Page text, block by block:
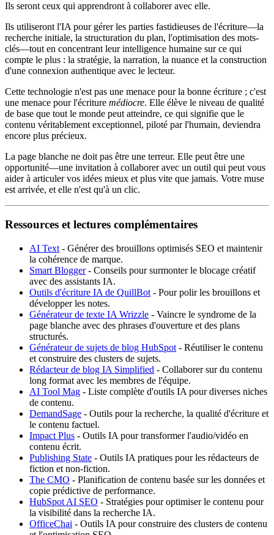
Ils seront ceux qui apprendront à collaborer avec elle.
Ils utiliseront l'IA pour gérer les parties fastidieuses de l'écriture—la
recherche initiale, la structuration du plan, l'optimisation des mots-
clés—tout en concentrant leur intelligence humaine sur ce qui
compte le plus : la stratégie, la narration, la nuance et la construction
d'une connexion authentique avec le lecteur.
Cette technologie n'est pas une menace pour la bonne écriture ; c'est
une menace pour l'écriture médiocre. Elle élève le niveau de qualité
de base que tout le monde peut atteindre, ce qui signifie que le
contenu véritablement exceptionnel, piloté par l'humain, deviendra
encore plus précieux.
La page blanche ne doit pas être une terreur. Elle peut être une
opportunité—une invitation à collaborer avec un outil qui peut vous
aider à articuler vos idées mieux et plus vite que jamais. Votre muse
est arrivée, et elle n'est qu'à un clic.
Ressources et lectures complémentaires
AI Text - Générer des brouillons optimisés SEO et maintenir
la cohérence de marque.
Smart Blogger- Conseils pour surmonter le blocage créatif
avec des assistants IA.
Outils d'écriture IA de QuillBot - Pour polir les brouillons et
développer les notes.
Générateur de texte IA Wrizzle - Vaincre le syndrome de la
page blanche avec des phrases d'ouverture et des plans
structurés.
Générateur de sujets de blog HubSpot - Réutiliser le contenu
et construire des clusters de sujets.
Rédacteur de blog IA Simplified - Collaborer sur du contenu
long format avec les membres de l'équipe.
AI Tool Mag - Liste complète d'outils IA pour diverses niches
de contenu.
DemandSage - Outils pour la recherche, la qualité d'écriture et
le contenu factuel.
Impact Plus - Outils IA pour transformer l'audio/vidéo en
contenu écrit.
Publishing State - Outils IA pratiques pour les rédacteurs de
fiction et non-fiction.
The CMO - Planification de contenu basée sur les données et
copie prédictive de performance.
HubSpot AI SEO - Stratégies pour optimiser le contenu pour
la visibilité dans la recherche IA.
OfficeChai - Outils IA pour construire des clusters de contenu